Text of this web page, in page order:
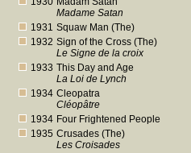
Madame Satan
1931 Squaw Man (The)
1932 Sign of the Cross (The)
Le Signe de la croix
1933 This Day and Age
La Loi de Lynch
1934 Cleopatra
Cléopâtre
1934 Four Frightened People
1935 Crusades (The)
Les Croisades